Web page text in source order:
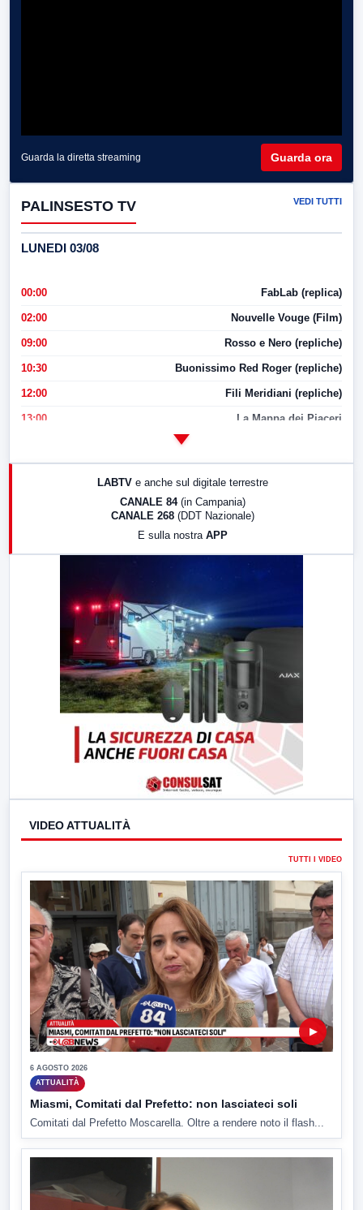
Guarda la diretta streaming Guarda ora
PALINSESTO TV VEDI TUTTI
LUNEDI 03/08
00:00 FabLab (replica)
02:00 Nouvelle Vouge (Film)
09:00 Rosso e Nero (repliche)
10:30 Buonissimo Red Roger (repliche)
12:00 Fili Meridiani (repliche)
13:00 La Mappa dei Piaceri
LABTV e anche sul digitale terrestre
CANALE 84 (in Campania)
CANALE 268 (DDT Nazionale)
E sulla nostra APP
VIDEO ATTUALITÀ
TUTTI I VIDEO
▶
6 AGOSTO 2026
ATTUALITÀ
Miasmi, Comitati dal Prefetto: non lasciateci soli
Comitati dal Prefetto Moscarella. Oltre a rendere noto il flash...